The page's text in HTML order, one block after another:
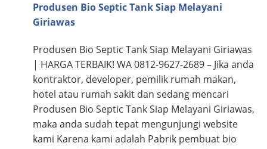
Produsen Bio Septic Tank Siap Melayani
Giriawas
Produsen Bio Septic Tank Siap Melayani Giriawas
| HARGA TERBAIK! WA 0812-9627-2689 – Jika anda
kontraktor, developer, pemilik rumah makan,
hotel atau rumah sakit dan sedang mencari
Produsen Bio Septic Tank Siap Melayani Giriawas,
maka anda sudah tepat mengunjungi website
kami Karena kami adalah Pabrik pembuat bio